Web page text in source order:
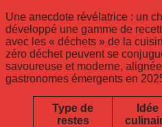
Une anecdote révélatrice : un
développé une gamme de
avec les « déchets » de la
zéro déchet peuvent se
savoureuse et moderne,
gastronomes émergents en
Type de
restes
Idée